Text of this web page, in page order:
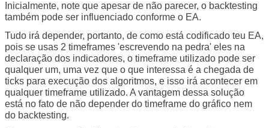
Inicialmente, note que apesar de não parecer, o backtesting
também pode ser influenciado conforme o EA.
Tudo irá depender, portanto, de como está codificado teu EA,
pois se usas 2 timeframes 'escrevendo na pedra' eles na
declaração dos indicadores, o timeframe utilizado pode ser
qualquer um, uma vez que o que interessa é a chegada de
ticks para execução dos algoritmos, e isso irá acontecer em
qualquer timeframe utilizado. A vantagem dessa solução
está no fato de não depender do timeframe do gráfico nem
do backtesting.